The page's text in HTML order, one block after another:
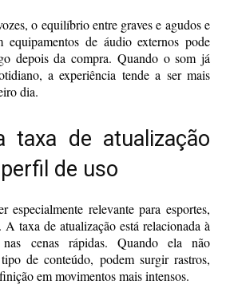
o equilíbrio entre graves e agudos e
equipamentos de áudio externos pode
depois da compra. Quando o som já
a experiência tende a ser mais
dia.
taxa de atualização
de uso
especialmente relevante para esportes,
taxa de atualização está relacionada à
cenas rápidas. Quando ela não
de conteúdo, podem surgir rastros,
em movimentos mais intensos.